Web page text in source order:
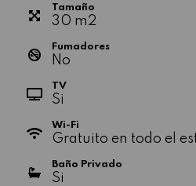
Tamaño
30 m2
Fumadores
No
TV
Si
Wi-Fi
Gratuito en todo el
Baño Privado
Si